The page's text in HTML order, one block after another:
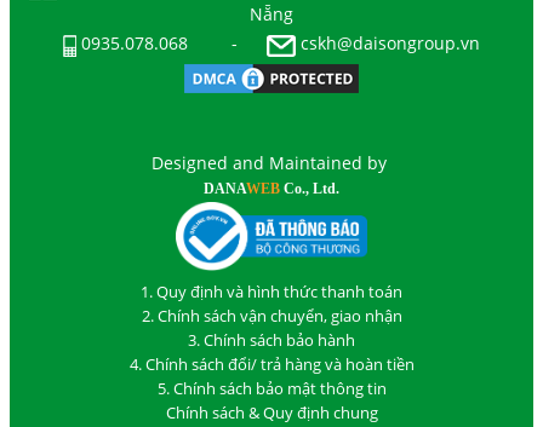
Nẵng
0935.078.068
- cskh@daisongroup.vn
Designed and Maintained by
DANAWEB Co., Ltd.
1. Quy định và hình thức thanh toán
2. Chính sách vận chuyển, giao nhận
3. Chính sách bảo hành
4. Chính sách đổi/ trả hàng và hoàn tiền
5. Chính sách bảo mật thông tin
Chính sách & Quy định chung